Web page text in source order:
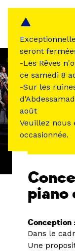
Conception
Dans le
Une
seront
-Les Rêves
ce samedi 8
-Sur les
août
Veuillez nous
occasionnée.
Panneau de